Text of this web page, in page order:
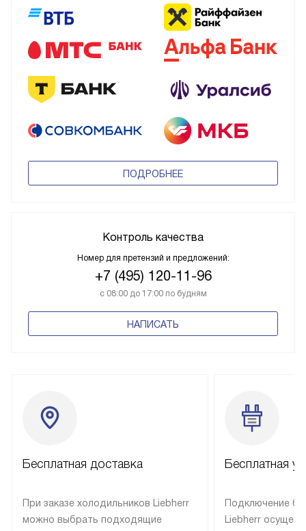
ПОДРОБНЕЕ
Контроль качества
Номер для претензий и предложений:
+7 (495) 120-11-96
с 08:00 до 17:00 по будням
НАПИСАТЬ
Бесплатная доставка
При заказе холодильников Liebherr
можно выбрать подходящие
Бесплатная
Подключение
Liebherr